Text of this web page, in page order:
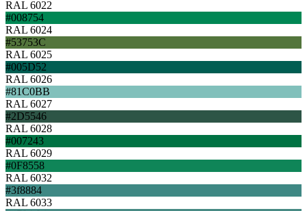
RAL 6022
#008754
RAL 6024
#53753C
RAL 6025
#005D52
RAL 6026
#81C0BB
RAL 6027
#2D5546
RAL 6028
#007243
RAL 6029
#0F8558
RAL 6032
#3f8884
RAL 6033